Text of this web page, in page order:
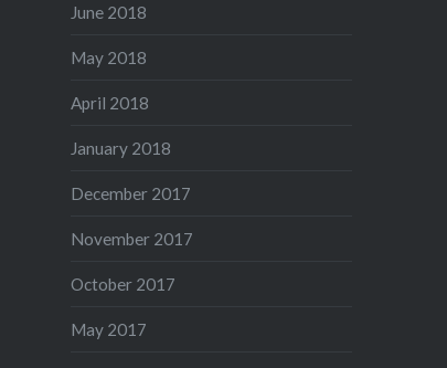
June 2018
May 2018
April 2018
January 2018
December 2017
November 2017
October 2017
May 2017